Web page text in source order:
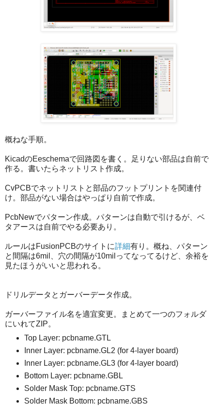
概ねな手順。
KicadのEeschemaで回路図を書く。足りない部品は自前で
作る。書いたらネットリスト作成。
CvPCBでネットリストと部品のフットプリントを関連付
け。部品がない場合はやっぱり自前で作成。
PcbNewでパターン作成。パターンは自動で引けるが、ベ
タアースは自前でやる必要あり。
ルールはFusionPCBのサイトに詳細有り。概ね、パターン
と間隔は6mil、穴の間隔が10milってなってるけど、余裕を
見たほうがいいと思われる。
ドリルデータとガーバーデータ作成。
ガーバーファイル名を適宜変更。まとめて一つのフォルダ
にいれてZIP。
Top Layer: pcbname.GTL
Inner Layer: pcbname.GL2 (for 4-layer board)
Inner Layer: pcbname.GL3 (for 4-layer board)
Bottom Layer: pcbname.GBL
Solder Mask Top: pcbname.GTS
Solder Mask Bottom: pcbname.GBS